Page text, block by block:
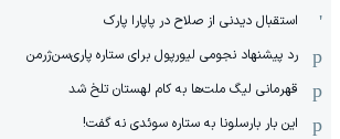
استقبال دیدنی از صلاح در پاپارا پارک
رد پیشنهاد نجومی لیورپول برای ستاره پاری‌سن‌ژرمن
قهرمانی لیگ ملت‌ها به کام لهستان تلخ شد
این بار بارسلونا به ستاره سوئدی نه گفت!